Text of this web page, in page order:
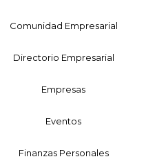
Comunidad Empresarial
Directorio Empresarial
Empresas
Eventos
Finanzas Personales